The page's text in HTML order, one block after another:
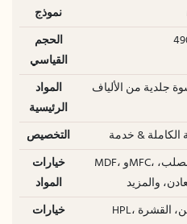
نموذج
الحجم
القياسي
المواد
الرئيسية
من الألياف
التخصيص
خيارات
المواد
MDF، وMFC، والخشب الرقائقي، والخشب الصلب،
والمزيد
خيارات